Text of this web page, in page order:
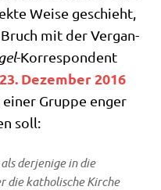
Wei­se geschieht,
mit der Ver­gan­
-Kor­re­spon­dent
23. Dezem­ber 2016
einer Grup­pe enger
soll:
der­je­ni­ge in die
die katho­li­sche Kir­che